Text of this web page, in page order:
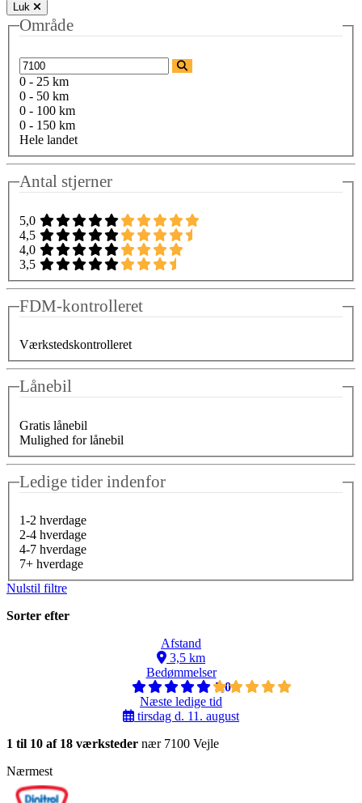
Luk
Område
0 - 25 km
0 - 50 km
0 - 100 km
0 - 150 km
Hele landet
Antal stjerner
5,0
4,5
4,0
3,5
FDM-kontrolleret
Værkstedskontrolleret
Lånebil
Gratis lånebil
Mulighed for lånebil
Ledige tider indenfor
1-2 hverdage
2-4 hverdage
4-7 hverdage
7+ hverdage
Nulstil filtre
Sorter efter
Afstand
3,5 km
Bedømmelser
5,0
Næste ledige tid
tirsdag d. 11. august
1 til 10 af 18 værksteder nær 7100 Vejle
Nærmest